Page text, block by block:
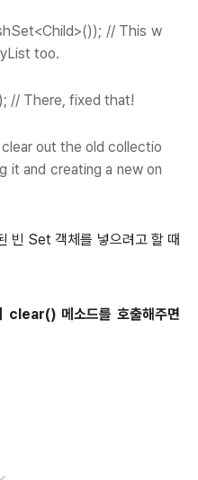
// This w
too.
// There, fixed that!
out the old collectio
it and creating a new on
빈 Set 객체를 넣으려고 할 때
clear() 메소드를 호출해주면